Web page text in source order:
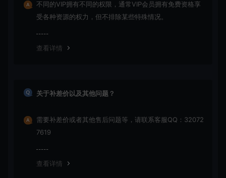
不同的VIP拥有不同的权限，通常VIP会员拥有免费资格享
受各种资源的权力，但不排除某些特殊情况。
查看详情
关于补差价以及其他问题？
需要补差价或者其他售后问题等，请联系客服QQ：32072
7619
查看详情